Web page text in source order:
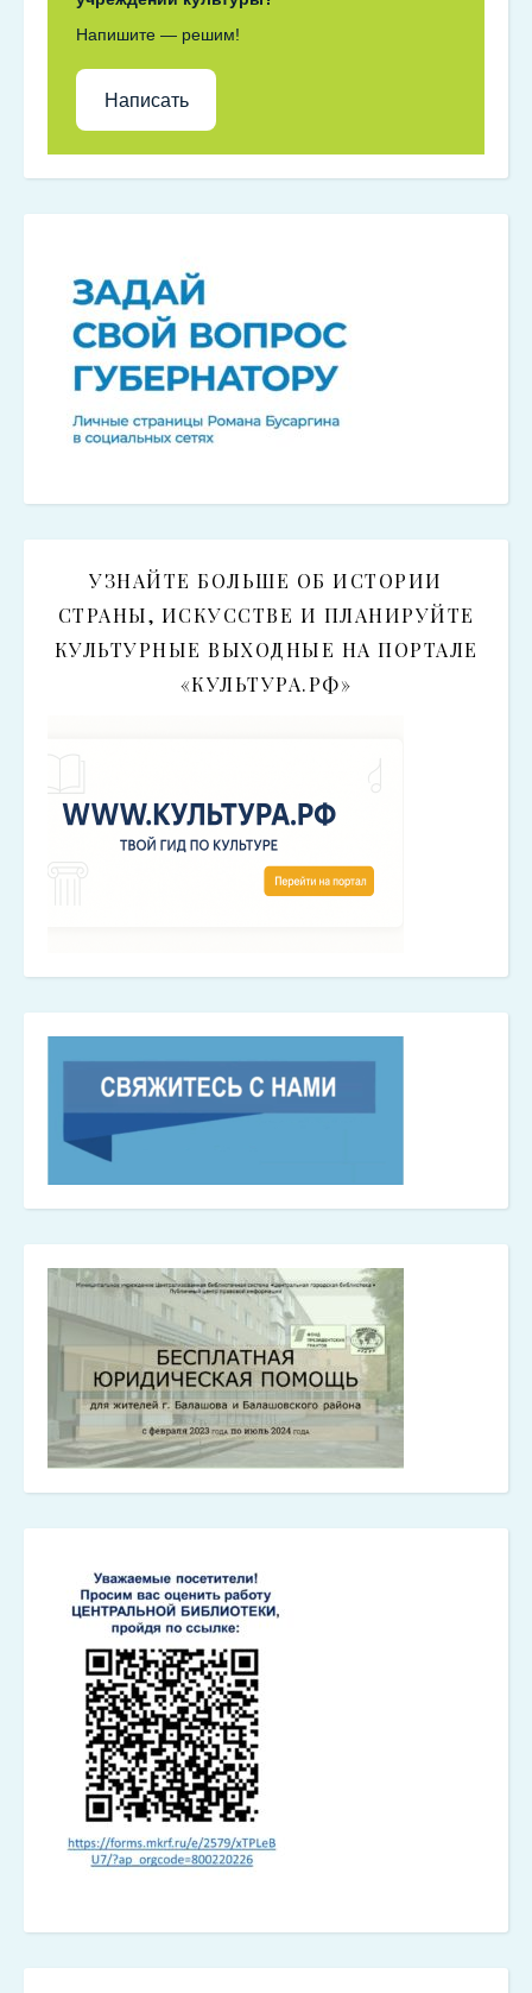
Напишите — решим!
Написать
УЗНАЙТЕ БОЛЬШЕ ОБ ИСТОРИИ
СТРАНЫ, ИСКУССТВЕ И ПЛАНИРУЙТЕ
КУЛЬТУРНЫЕ ВЫХОДНЫЕ НА ПОРТАЛЕ
«КУЛЬТУРА.РФ»